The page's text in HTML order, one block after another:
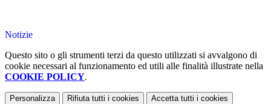
Notizie
Questo sito o gli strumenti terzi da questo utilizzati si avvalgono di
cookie necessari al funzionamento ed utili alle finalità illustrate nella
COOKIE POLICY.
Personalizza Rifiuta tutti i cookies Accetta tutti i cookies